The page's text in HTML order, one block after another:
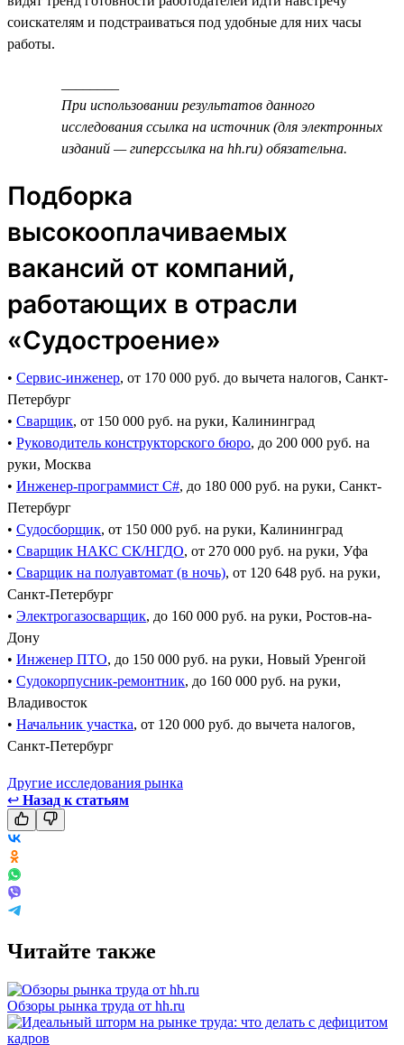
соискателям и подстраиваться под удобные для них часы
работы.
При использовании результатов данного
исследования ссылка на источник (для электронных
изданий — гиперссылка на hh.ru) обязательна.
Подборка
высокооплачиваемых
вакансий от компаний,
работающих в отрасли
«Судостроение»
• Сервис-инженер, от 170 000 руб. до вычета налогов, Санкт-
Петербург
• Сварщик, от 150 000 руб. на руки, Калининград
• Руководитель конструкторского бюро, до 200 000 руб. на
руки, Москва
• Инженер-программист C#, до 180 000 руб. на руки, Санкт-
Петербург
• Судосборщик, от 150 000 руб. на руки, Калининград
• Сварщик НАКС СК/НГДО, от 270 000 руб. на руки, Уфа
• Сварщик на полуавтомат (в ночь), от 120 648 руб. на руки,
Санкт-Петербург
• Электрогазосварщик, до 160 000 руб. на руки, Ростов-на-
Дону
• Инженер ПТО, до 150 000 руб. на руки, Новый Уренгой
• Судокорпусник-ремонтник, до 160 000 руб. на руки,
Владивосток
• Начальник участка, от 120 000 руб. до вычета налогов,
Санкт-Петербург
Другие исследования рынка
↩ Назад к статьям
Читайте также
Обзоры рынка труда от hh.ru